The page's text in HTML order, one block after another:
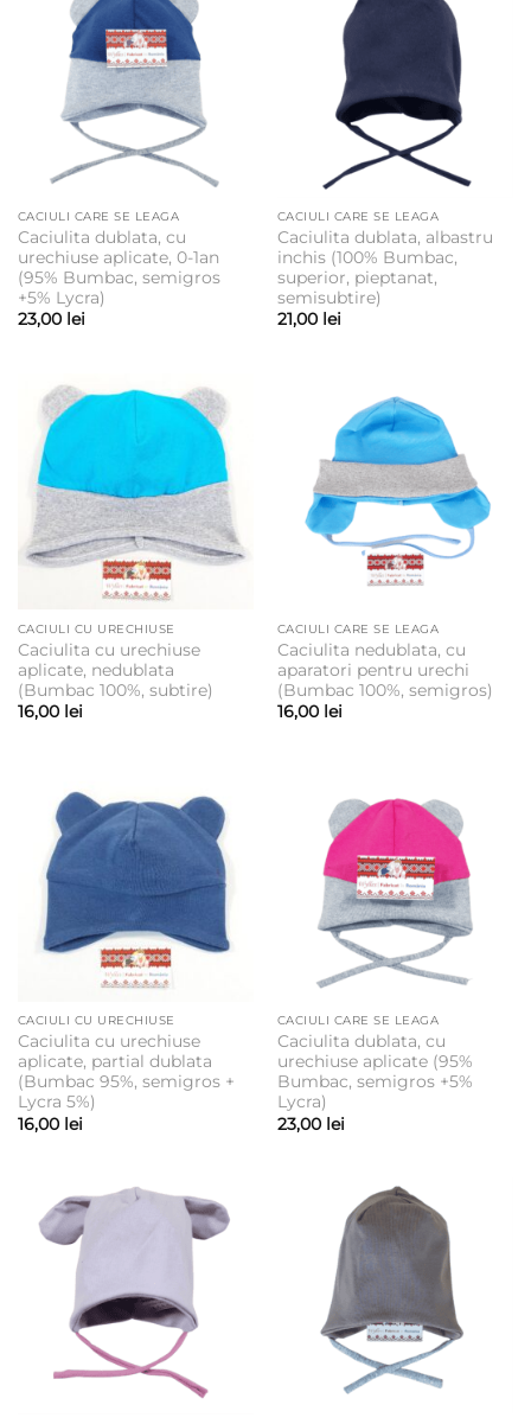
CACIULI CARE SE LEAGA
Caciulita dublata, cu
urechiuse aplicate, 0-1an
(95% Bumbac, semigros
+5% Lycra)
23,00 lei
CACIULI CARE SE LEAGA
Caciulita dublata, albastru
inchis (100% Bumbac,
superior, pieptanat,
semisubtire)
21,00 lei
CACIULI CU URECHIUSE
Caciulita cu urechiuse
aplicate, nedublata
(Bumbac 100%, subtire)
16,00 lei
CACIULI CARE SE LEAGA
Caciulita nedublata, cu
aparatori pentru urechi
(Bumbac 100%, semigros)
16,00 lei
CACIULI CU URECHIUSE
Caciulita cu urechiuse
aplicate, partial dublata
(Bumbac 95%, semigros +
Lycra 5%)
16,00 lei
CACIULI CARE SE LEAGA
Caciulita dublata, cu
urechiuse aplicate (95%
Bumbac, semigros +5%
Lycra)
23,00 lei